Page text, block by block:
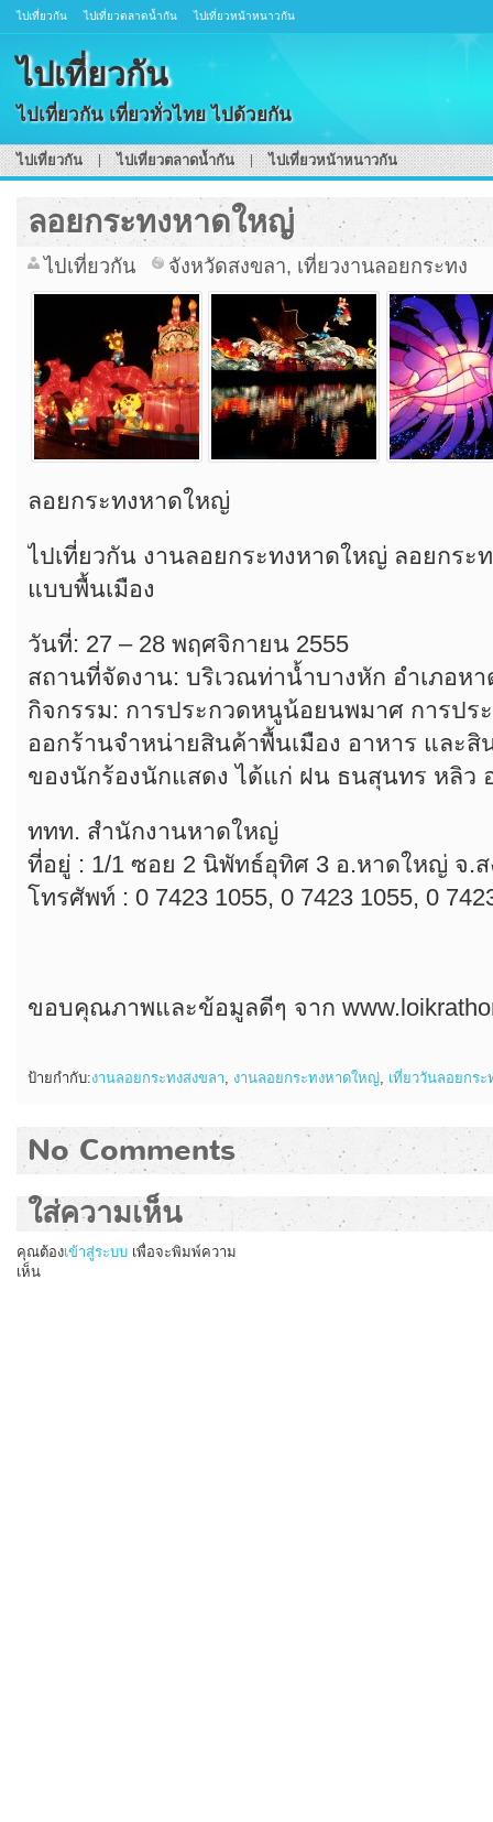
ไปเที่ยวกัน ไปเที่ยวตลาดน้ำกัน ไปเที่ยวหน้าหนาวกัน
ไปเที่ยวกัน
ไปเที่ยวกัน เที่ยวทั่วไทย ไปด้วยกัน
ไปเที่ยวกัน ไปเที่ยวตลาดน้ำกัน ไปเที่ยวหน้าหนาวกัน
ลอยกระทงหาดใหญ่
ไปเที่ยวกัน จังหวัดสงขลา, เที่ยวงานลอยกระทง
ลอยกระทงหาดใหญ่
ไปเที่ยวกัน งานลอยกระทงหาดใหญ่ ลอยกร
แบบพื้นเมือง
วันที่: 27 – 28 พฤศจิกายน 2555
สถานที่จัดงาน: บริเวณท่าน้ำบางหัก อำเภอห
กิจกรรม: การประกวดหนูน้อยนพมาศ การปร
ออกร้านจำหน่ายสินค้าพื้นเมือง อาหาร และ
ของนักร้องนักแสดง ได้แก่ ฝน ธนสุนทร หลิว
ททท. สำนักงานหาดใหญ่
ที่อยู่ : 1/1 ซอย 2 นิพัทธ์อุทิศ 3 อ.หาดใหญ่ จ.ส
โทรศัพท์ : 0 7423 1055, 0 7423 1055, 0
ขอบคุณภาพและข้อมูลดีๆ จาก
ป้ายกำกับ:งานลอยกระทงสงขลา, งานลอยกระทงหาดใหญ่, เที่ยววันลอยกระ
No Comments
ใส่ความเห็น
คุณต้องเข้าสู่ระบบ เพื่อจะพิมพ์ความ
เห็น